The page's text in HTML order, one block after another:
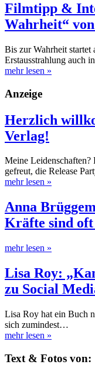
Filmtipp &
Wahrheit“
Bis zur Wahrheit
Erstausstrahlung auch
mehr lesen »
Anzeige
Herzlich
Verlag!
Meine Leidenschaften?
gefreut, die Release
mehr lesen »
Anna
Kräfte sind
mehr lesen »
Lisa Roy:
zu Social
Lisa Roy hat ein Buch
sich zumindest…
mehr lesen »
Text & Fotos von: